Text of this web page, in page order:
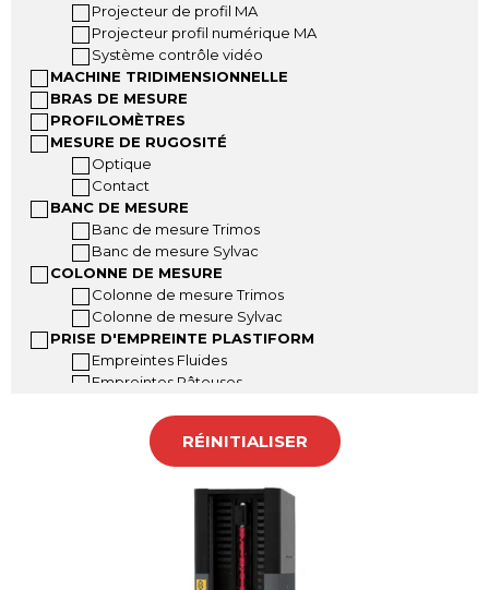
Projecteur de profil MA
Projecteur profil numérique MA
Système contrôle vidéo
MACHINE TRIDIMENSIONNELLE
BRAS DE MESURE
PROFILOMÈTRES
MESURE DE RUGOSITÉ
Optique
Contact
BANC DE MESURE
Banc de mesure Trimos
Banc de mesure Sylvac
COLONNE DE MESURE
Colonne de mesure Trimos
Colonne de mesure Sylvac
PRISE D'EMPREINTE PLASTIFORM
Empreintes Fluides
Empreintes Pâteuses
Accessoires Plastiform
Mallettes Plastiform
INSTRUMENTS A MAIN
Pied à coulisse
Pied à coulisse grandes dimensions
Jauge de profondeur
Jauge dépaisseur
RÉINITIALISER